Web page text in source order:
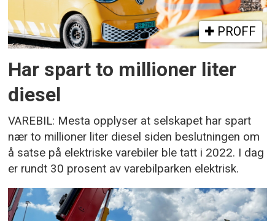
PROFF
Har spart to millioner liter
diesel
VAREBIL: Mesta opplyser at selskapet har spart
nær to millioner liter diesel siden beslutningen om
å satse på elektriske varebiler ble tatt i 2022. I dag
er rundt 30 prosent av varebilparken elektrisk.